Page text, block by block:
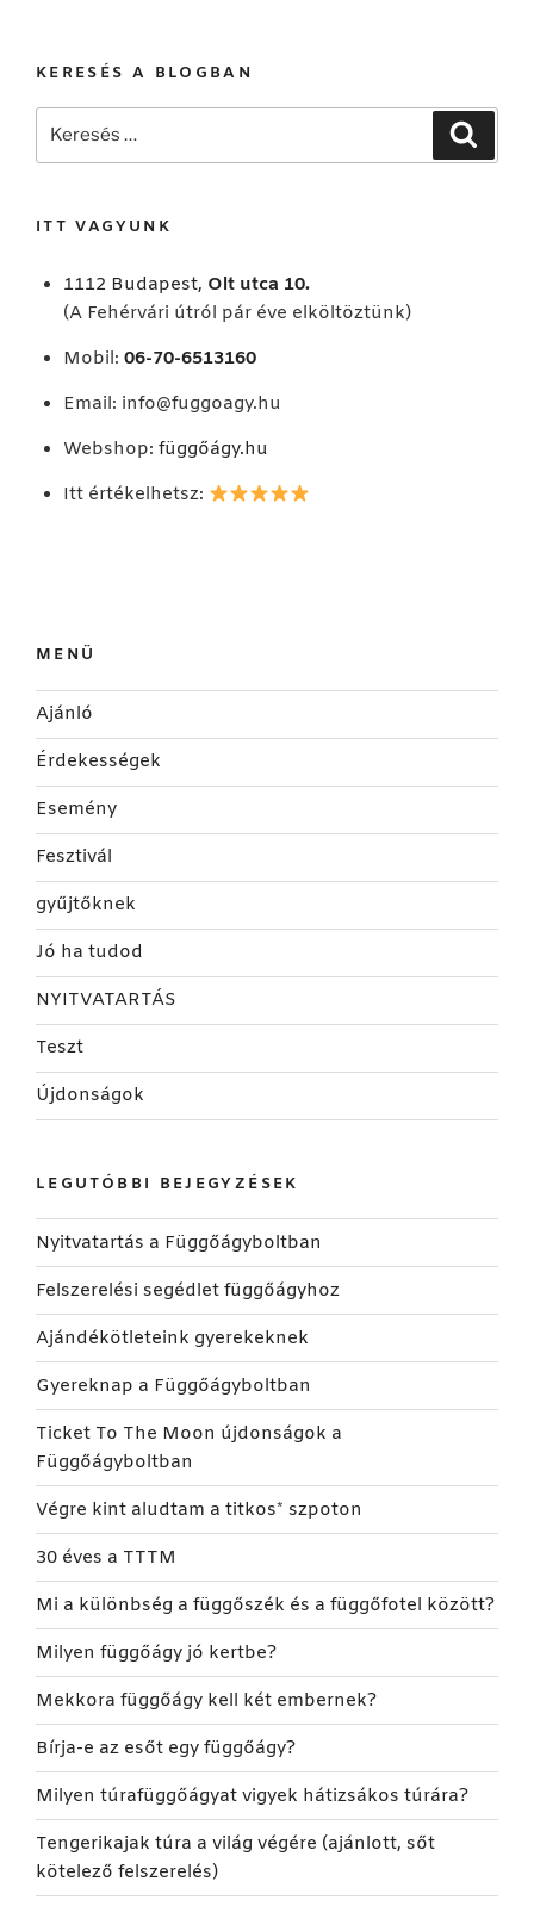
KERESÉS A BLOGBAN
Keresés
ITT VAGYUNK
1112 Budapest, Olt utca 10.
(A Fehérvári útról pár éve elköltöztünk)
Mobil: 06-70-6513160
Email: info@fuggoagy.hu
Webshop: függőágy.hu
Itt értékelhetsz:
MENÜ
Ajánló
Érdekességek
Esemény
Fesztivál
gyűjtőknek
Jó ha tudod
NYITVATARTÁS
Teszt
Újdonságok
LEGUTÓBBI BEJEGYZÉSEK
Nyitvatartás a Függőágyboltban
Felszerelési segédlet függőágyhoz
Ajándékötleteink gyerekeknek
Gyereknap a Függőágyboltban
Ticket To The Moon újdonságok a
Függőágyboltban
Végre kint aludtam a titkos* szpoton
30 éves a TTTM
Mi a különbség a függőszék és a függőfotel között?
Milyen függőágy jó kertbe?
Mekkora függőágy kell két embernek?
Bírja-e az esőt egy függőágy?
Milyen túrafüggőágyat vigyek hátizsákos túrára?
Tengerikajak túra a világ végére (ajánlott, sőt
kötelező felszerelés)